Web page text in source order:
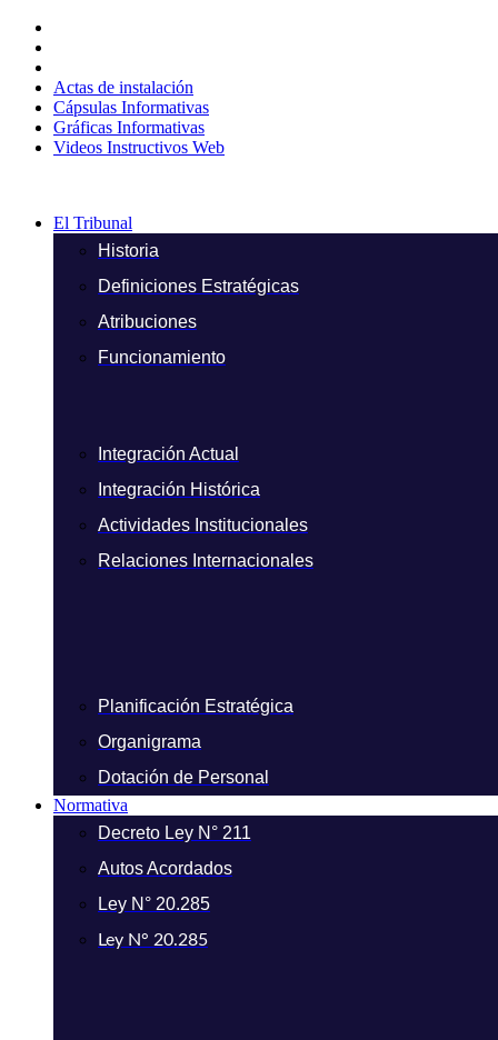
contenido
Actas de instalación
Cápsulas Informativas
Gráficas Informativas
Videos Instructivos Web
El Tribunal
Historia
Definiciones Estratégicas
Atribuciones
Funcionamiento
Integración Actual
Integración Histórica
Actividades Institucionales
Relaciones Internacionales
Planificación Estratégica
Organigrama
Dotación de Personal
Normativa
Decreto Ley N° 211
Autos Acordados
Ley N° 20.285
Ley N° 20.285